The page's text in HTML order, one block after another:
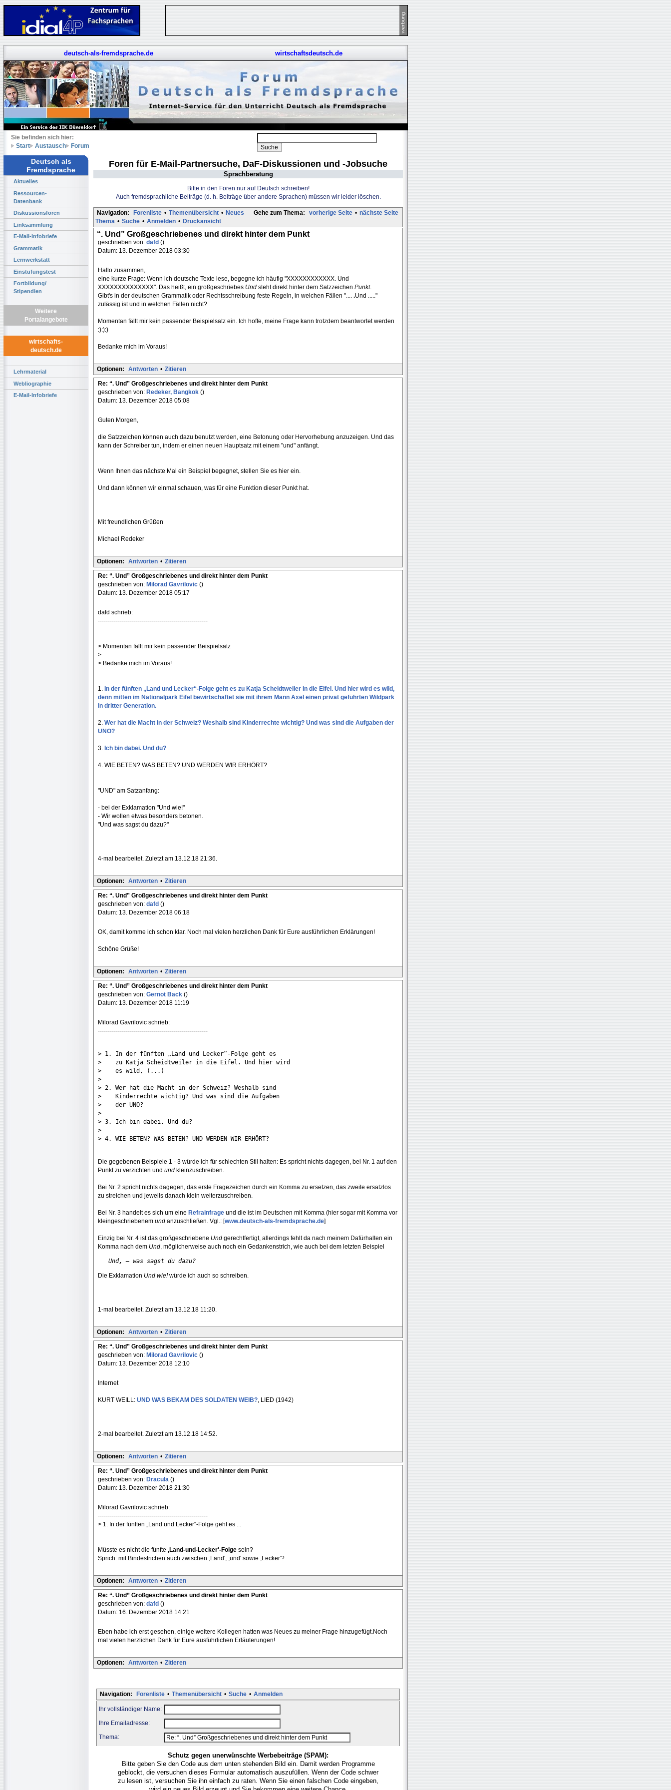
deutsch-als-fremdsprache.de wirtschaftsdeutsch.de
Sie befinden sich hier:
Start
Austausch Forum
Deutsch als
Fremdsprache
Aktuelles
Ressourcen-
Datenbank
Diskussionsforen
Linksammlung
E-Mail-Infobriefe
Grammatik
Lernwerkstatt
Einstufungstest
Fortbildung/
Stipendien
Weitere
Portalangebote
wirtschafts-
deutsch.de
Lehrmaterial
Webliographie
E-Mail-Infobriefe
Foren für E-Mail-Partnersuche, DaF-Diskussionen und -Jobsuche
Sprachberatung
Bitte in den Foren nur auf Deutsch schreiben!
Auch fremdsprachliche Beiträge (d. h. Beiträge über andere Sprachen) müssen wir leider löschen.
Gehe zum Thema: vorherige Seite • nächste Seite
Navigation: Forenliste • Themenübersicht • Neues
Thema • Suche • Anmelden • Druckansicht
“. Und” Großgeschriebenes und direkt hinter dem Punkt
geschrieben von: dafd ()
Datum: 13. Dezember 2018 03:30
Hallo zusammen,
eine kurze Frage: Wenn ich deutsche Texte lese, begegne ich häufig "XXXXXXXXXXXX. Und
XXXXXXXXXXXXXX". Das heißt, ein großgeschriebes Und steht direkt hinter dem Satzzeichen Punkt.
Gibt's in der deutschen Grammatik oder Rechtsschreibung feste Regeln, in welchen Fällen ".... .Und ....."
zulässig ist und in welchen Fällen nicht?
Momentan fällt mir kein passender Beispielsatz ein. Ich hoffe, meine Frage kann trotzdem beantwortet werden
:):):)
Bedanke mich im Voraus!
Optionen: Antworten • Zitieren
Re: “. Und” Großgeschriebenes und direkt hinter dem Punkt
geschrieben von: Redeker, Bangkok ()
Datum: 13. Dezember 2018 05:08
Guten Morgen,
die Satzzeichen können auch dazu benutzt werden, eine Betonung oder Hervorhebung anzuzeigen. Und das
kann der Schreiber tun, indem er einen neuen Hauptsatz mit einem "und" anfängt.
Wenn Ihnen das nächste Mal ein Beispiel begegnet, stellen Sie es hier ein.
Und dann können wir einmal schauen, was für eine Funktion dieser Punkt hat.
Mit freundlichen Grüßen
Michael Redeker
Optionen: Antworten • Zitieren
Re: “. Und” Großgeschriebenes und direkt hinter dem Punkt
geschrieben von: Milorad Gavrilovic ()
Datum: 13. Dezember 2018 05:17
dafd schrieb:
-------------------------------------------------------
> Momentan fällt mir kein passender Beispielsatz
>
> Bedanke mich im Voraus!
1. In der fünften „Land und Lecker“-Folge geht es zu Katja Scheidtweiler in die Eifel. Und hier wird es wild,
denn mitten im Nationalpark Eifel bewirtschaftet sie mit ihrem Mann Axel einen privat geführten Wildpark
in dritter Generation.
2. Wer hat die Macht in der Schweiz? Weshalb sind Kinderrechte wichtig? Und was sind die Aufgaben der
UNO?
3. Ich bin dabei. Und du?
4. WIE BETEN? WAS BETEN? UND WERDEN WIR ERHÖRT?
"UND" am Satzanfang:
- bei der Exklamation "Und wie!"
- Wir wollen etwas besonders betonen.
"Und was sagst du dazu?"
4-mal bearbeitet. Zuletzt am 13.12.18 21:36.
Optionen: Antworten • Zitieren
Re: “. Und” Großgeschriebenes und direkt hinter dem Punkt
geschrieben von: dafd ()
Datum: 13. Dezember 2018 06:18
OK, damit komme ich schon klar. Noch mal vielen herzlichen Dank für Eure ausführlichen Erklärungen!
Schöne Grüße!
Optionen: Antworten • Zitieren
Re: “. Und” Großgeschriebenes und direkt hinter dem Punkt
geschrieben von: Gernot Back ()
Datum: 13. Dezember 2018 11:19
Milorad Gavrilovic schrieb:
-------------------------------------------------------
> 1. In der fünften „Land und Lecker“-Folge geht es
>    zu Katja Scheidtweiler in die Eifel. Und hier wird
>    es wild, (...)
>
> 2. Wer hat die Macht in der Schweiz? Weshalb sind
>    Kinderrechte wichtig? Und was sind die Aufgaben
>    der UNO?
>
> 3. Ich bin dabei. Und du?
>
> 4. WIE BETEN? WAS BETEN? UND WERDEN WIR ERHÖRT?
Die gegebenen Beispiele 1 - 3 würde ich für schlechten Stil halten: Es spricht nichts dagegen, bei Nr. 1 auf den
Punkt zu verzichten und und kleinzuschreiben.
Bei Nr. 2 spricht nichts dagegen, das erste Fragezeichen durch ein Komma zu ersetzen, das zweite ersatzlos
zu streichen und jeweils danach klein weiterzuschreiben.
Bei Nr. 3 handelt es sich um eine Refrainfrage und die ist im Deutschen mit Komma (hier sogar mit Komma vor
kleingeschriebenem und anzuschließen. Vgl.: [www.deutsch-als-fremdsprache.de]
Einzig bei Nr. 4 ist das großgeschriebene Und gerechtfertigt, allerdings fehlt da nach meinem Dafürhalten ein
Komma nach dem Und , möglicherweise auch noch ein Gedankenstrich, wie auch bei dem letzten Beispiel
Und, – was sagst du dazu?
Die Exklamation Und wie!würde ich auch so schreiben.
1-mal bearbeitet. Zuletzt am 13.12.18 11:20.
Optionen: Antworten • Zitieren
Re: “. Und” Großgeschriebenes und direkt hinter dem Punkt
geschrieben von: Milorad Gavrilovic ()
Datum: 13. Dezember 2018 12:10
Internet
KURT WEILL: UND WAS BEKAM DES SOLDATEN WEIB? , LIED (1942)
2-mal bearbeitet. Zuletzt am 13.12.18 14:52.
Optionen: Antworten • Zitieren
Re: “. Und” Großgeschriebenes und direkt hinter dem Punkt
geschrieben von: Dracula ()
Datum: 13. Dezember 2018 21:30
Milorad Gavrilovic schrieb:
-------------------------------------------------------
> 1. In der fünften „Land und Lecker“-Folge geht es ...
Müsste es nicht die fünfte ,Land-und-Lecker'-Folge sein?
Sprich: mit Bindestrichen auch zwischen ,Land', ,und' sowie ,Lecker'?
Optionen: Antworten • Zitieren
Re: “. Und” Großgeschriebenes und direkt hinter dem Punkt
geschrieben von: dafd ()
Datum: 16. Dezember 2018 14:21
Eben habe ich erst gesehen, einige weitere Kollegen hatten was Neues zu meiner Frage hinzugefügt.Noch
mal vielen herzlichen Dank für Eure ausführlichen Erläuterungen!
Optionen: Antworten • Zitieren
Navigation: Forenliste • Themenübersicht • Suche • Anmelden
Ihr vollständiger Name:
Ihre Emailadresse:
Thema:
Schutz gegen unerwünschte Werbebeiträge (SPAM):
Bitte geben Sie den Code aus dem unten stehenden Bild ein. Damit werden Programme
geblockt, die versuchen dieses Formular automatisch auszufüllen. Wenn der Code schwer
zu lesen ist, versuchen Sie ihn einfach zu raten. Wenn Sie einen falschen Code eingeben,